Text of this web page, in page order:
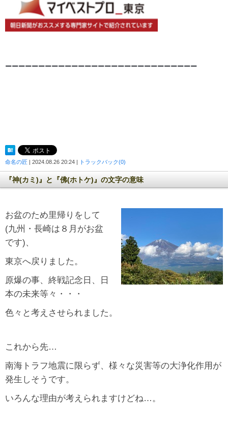
ーーーーーーーーーーーーーーーーーーーーーーーーーーーーー
命名の匠 | 2024.08.26 20:24 | トラックバック(0)
『神(カミ)』と『佛(ホトケ)』の文字の意味
お盆のため里帰りをして
(九州・長崎は８月がお盆
です)、
東京へ戻りました。
原爆の事、終戦記念日、日
本の未来等々・・・
色々と考えさせられました。
これから先…
南海トラフ地震に限らず、様々な災害等の大浄化作用が
発生しそうです。
いろんな理由が考えられますけどね…。